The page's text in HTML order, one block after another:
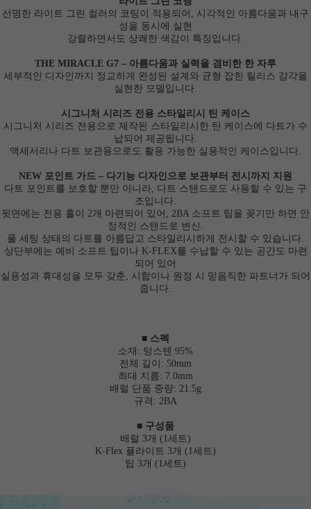
선명한 라이트 그린 컬러의 코팅이 적용되어, 시각적인 아름다움과 내구
성을 동시에 실현
강렬하면서도 상쾌한 색감이 특징입니다.
THE MIRACLE G7 – 아름다움과 실력을 겸비한 한 자루
세부적인 디자인까지 정교하게 완성된 설계와 균형 잡힌 릴리스 감각을
실현한 모델입니다.
시그니처 시리즈 전용 스타일리시 틴 케이스
시그니처 시리즈 전용으로 제작된 스타일리시한 틴 케이스에 다트가 수
납되어 제공됩니다.
액세서리나 다트 보관용으로도 활용 가능한 실용적인 케이스입니다.
NEW 포인트 가드 – 다기능 디자인으로 보관부터 전시까지 지원
다트 포인트를 보호할 뿐만 아니라, 다트 스탠드로도 사용할 수 있는 구
조입니다.
뒷면에는 전용 홀이 2개 마련되어 있어, 2BA 소프트 팁을 꽂기만 하면 안
정적인 스탠드로 변신.
풀 세팅 상태의 다트를 아름답고 스타일리시하게 전시할 수 있습니다.
상단부에는 예비 소프트 팁이나 K-FLEX를 수납할 수 있는 공간도 마련
되어 있어
실용성과 휴대성을 모두 갖춘, 시합이나 원정 시 믿음직한 파트너가 되어
줍니다.
■ 스펙
소재: 텅스텐 95%
전체 길이: 50mm
최대 지름: 7.0mm
배럴 단품 중량: 21.5g
규격: 2BA
■ 구성품
배럴 3개 (1세트)
K-Flex 플라이트 3개 (1세트)
팁 3개 (1세트)